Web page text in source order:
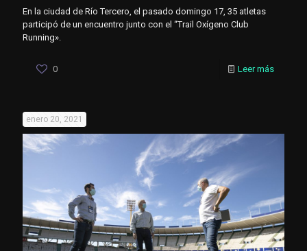
En la ciudad de Río Tercero, el pasado domingo 17, 35 atletas
participó de un encuentro junto con el “Trail Oxígeno Club
Running».
0 Leer más
enero 20, 2021